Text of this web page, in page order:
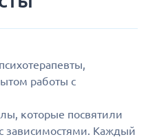
работы с
которые посвятили
зависимостями. Каждый